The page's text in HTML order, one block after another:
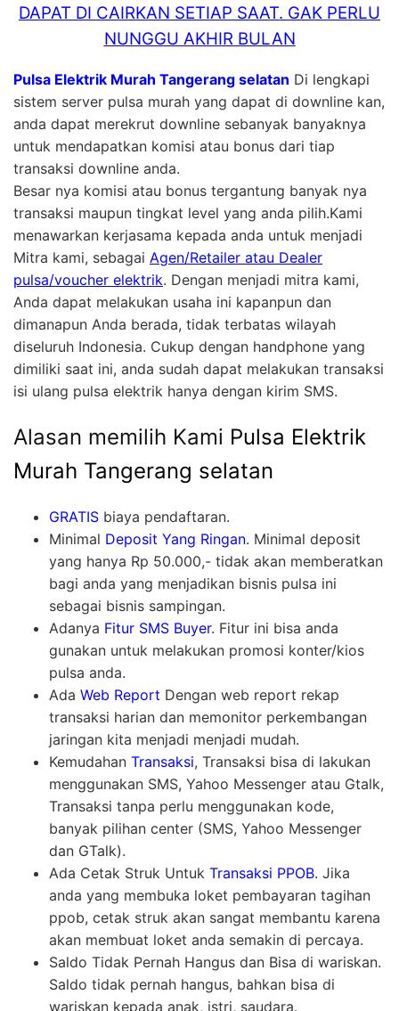
DAPAT DI CAIRKAN SETIAP SAAT. GAK PERLU
NUNGGU AKHIR BULAN
Pulsa Elektrik Murah Tangerang selatan Di lengkapi
sistem server pulsa murah yang dapat di downline kan,
anda dapat merekrut downline sebanyak banyaknya
untuk mendapatkan komisi atau bonus dari tiap
transaksi downline anda.
Besar nya komisi atau bonus tergantung banyak nya
transaksi maupun tingkat level yang anda pilih.Kami
menawarkan kerjasama kepada anda untuk menjadi
Mitra kami, sebagai Agen/Retailer atau Dealer
pulsa/voucher elektrik. Dengan menjadi mitra kami,
Anda dapat melakukan usaha ini kapanpun dan
dimanapun Anda berada, tidak terbatas wilayah
diseluruh Indonesia. Cukup dengan handphone yang
dimiliki saat ini, anda sudah dapat melakukan transaksi
isi ulang pulsa elektrik hanya dengan kirim SMS.
Alasan memilih Kami Pulsa Elektrik
Murah Tangerang selatan
GRATIS biaya pendaftaran.
Minimal Deposit Yang Ringan. Minimal deposit
yang hanya Rp 50.000,- tidak akan memberatkan
bagi anda yang menjadikan bisnis pulsa ini
sebagai bisnis sampingan.
Adanya Fitur SMS Buyer. Fitur ini bisa anda
gunakan untuk melakukan promosi konter/kios
pulsa anda.
Ada Web Report Dengan web report rekap
transaksi harian dan memonitor perkembangan
jaringan kita menjadi menjadi mudah.
Kemudahan Transaksi, Transaksi bisa di lakukan
menggunakan SMS, Yahoo Messenger atau Gtalk,
Transaksi tanpa perlu menggunakan kode,
banyak pilihan center (SMS, Yahoo Messenger
dan GTalk).
Ada Cetak Struk Untuk Transaksi PPOB. Jika
anda yang membuka loket pembayaran tagihan
ppob, cetak struk akan sangat membantu karena
akan membuat loket anda semakin di percaya.
Saldo Tidak Pernah Hangus dan Bisa di wariskan.
Saldo tidak pernah hangus, bahkan bisa di
wariskan kepada anak, istri, saudara.